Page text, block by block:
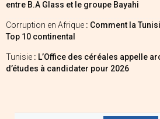
entre B.A Glass et le groupe Bayahi
Corruption en Afrique : Comment la
Top 10 continental
Tunisie : L’Office des céréales appelle
d’études à candidater pour 2026